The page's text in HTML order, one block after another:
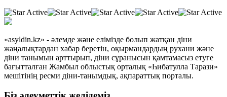
«asyldin.kz» - әлемде және елімізде болып жатқан діни
жаңалықтардан хабар беретін, оқырмандардың рухани және
діни танымын арттырып, діни сұранысын қамтамасыз етуге
бағытталған Жамбыл облыстық орталық «Һибатулла Тарази»
мешітінің ресми діни-танымдық, ақпараттық порталы.